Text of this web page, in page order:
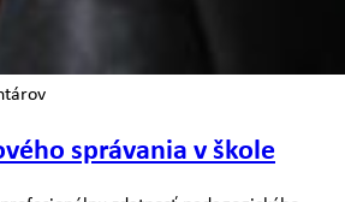
správania v škole